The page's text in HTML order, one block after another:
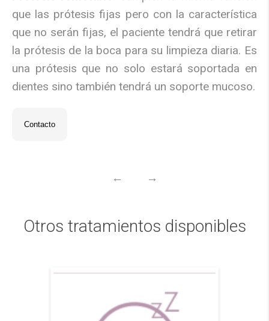
que las prótesis fijas pero con la característica
que no serán fijas, el paciente tendrá que retirar
la prótesis de la boca para su limpieza diaria. Es
una prótesis que no solo estará soportada en
dientes sino también tendrá un soporte mucoso.
Contacto
← →
Otros tratamientos disponibles